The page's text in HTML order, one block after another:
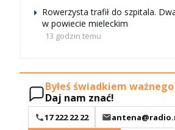
Rowerzysta trafił do szpitala.
w powiecie mieleckim
13 godzin temu
Byłeś świadkiem
Daj nam znać!
17 222 22 22